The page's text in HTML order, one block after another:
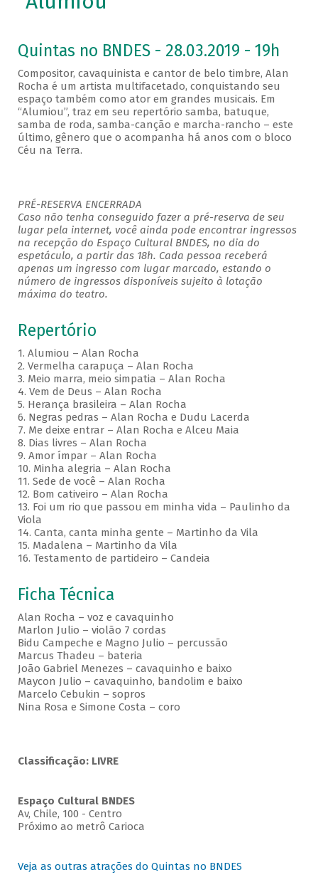
Quintas no BNDES - 28.03.2019 - 19h
Compositor, cavaquinista e cantor de belo timbre, Alan
Rocha é um artista multifacetado, conquistando seu
espaço também como ator em grandes musicais. Em
“Alumiou”, traz em seu repertório samba, batuque,
samba de roda, samba-canção e marcha-rancho – este
último, gênero que o acompanha há anos com o bloco
Céu na Terra.
PRÉ-RESERVA ENCERRADA
Caso não tenha conseguido fazer a pré-reserva de seu
lugar pela internet, você ainda pode encontrar ingressos
na recepção do Espaço Cultural BNDES, no dia do
espetáculo, a partir das 18h. Cada pessoa receberá
apenas um ingresso com lugar marcado, estando o
número de ingressos disponíveis sujeito à lotação
máxima do teatro.
Repertório
1. Alumiou – Alan Rocha
2. Vermelha carapuça – Alan Rocha
3. Meio marra, meio simpatia – Alan Rocha
4. Vem de Deus – Alan Rocha
5. Herança brasileira – Alan Rocha
6. Negras pedras – Alan Rocha e Dudu Lacerda
7. Me deixe entrar – Alan Rocha e Alceu Maia
8. Dias livres – Alan Rocha
9. Amor ímpar – Alan Rocha
10. Minha alegria – Alan Rocha
11. Sede de você – Alan Rocha
12. Bom cativeiro – Alan Rocha
13. Foi um rio que passou em minha vida – Paulinho da
Viola
14. Canta, canta minha gente – Martinho da Vila
15. Madalena – Martinho da Vila
16. Testamento de partideiro – Candeia
Ficha Técnica
Alan Rocha – voz e cavaquinho
Marlon Julio – violão 7 cordas
Bidu Campeche e Magno Julio – percussão
Marcus Thadeu – bateria
João Gabriel Menezes – cavaquinho e baixo
Maycon Julio – cavaquinho, bandolim e baixo
Marcelo Cebukin – sopros
Nina Rosa e Simone Costa – coro
Classificação: LIVRE
Espaço Cultural BNDES
Av, Chile, 100 - Centro
Próximo ao metrô Carioca
Veja as outras atrações do Quintas no BNDES